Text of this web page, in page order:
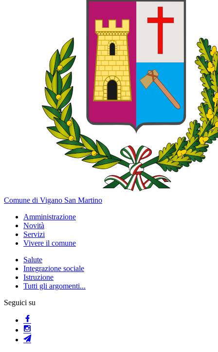
Comune di Vigano San Martino
Amministrazione
Novità
Servizi
Vivere il comune
Salute
Integrazione sociale
Istruzione
Tutti gli argomenti...
Seguici su